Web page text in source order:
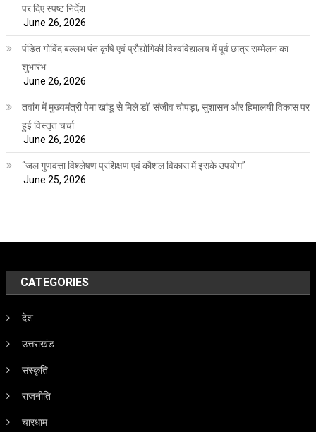
पर दिए स्पष्ट निर्देश
June 26, 2026
पंडित गोविंद बल्लभ पंत कृषि एवं प्रौद्योगिकी विश्वविद्यालय में पूर्व छात्र सम्मेलन का
शुभारंभ
June 26, 2026
तवांग में मुख्यमंत्री पेमा खांडू से मिले डॉ. संजीव चोपड़ा, सुशासन और हिमालयी विकास पर
हुई विस्तृत चर्चा
June 26, 2026
“जल गुणवत्ता विश्लेषण प्रशिक्षण एवं कौशल विकास में इसके उपयोग”
June 25, 2026
CATEGORIES
देश
उत्तराखंड
संस्कृति
राजनीति
चारधाम